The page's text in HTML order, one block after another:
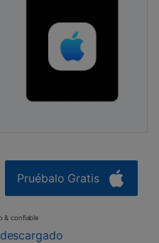
Pruébalo Gratis
& confiable